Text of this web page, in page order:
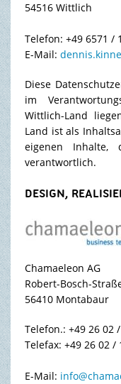
54516 Wittlich
Telefon: +49 6571 /
E-Mail:
Diese
im
Wittlich-Land
Land ist als
eigenen
verantwortlich.
DESIGN,
Chamaeleon AG
Robert-Bosch-
56410 Montabaur
Telefon.: +49 26 02
Telefax: +49 26 02 /
E-Mail: